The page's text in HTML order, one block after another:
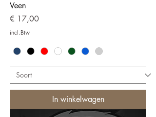
Veen
Prijs
€ 17,00
incl.Btw
In winkelwagen